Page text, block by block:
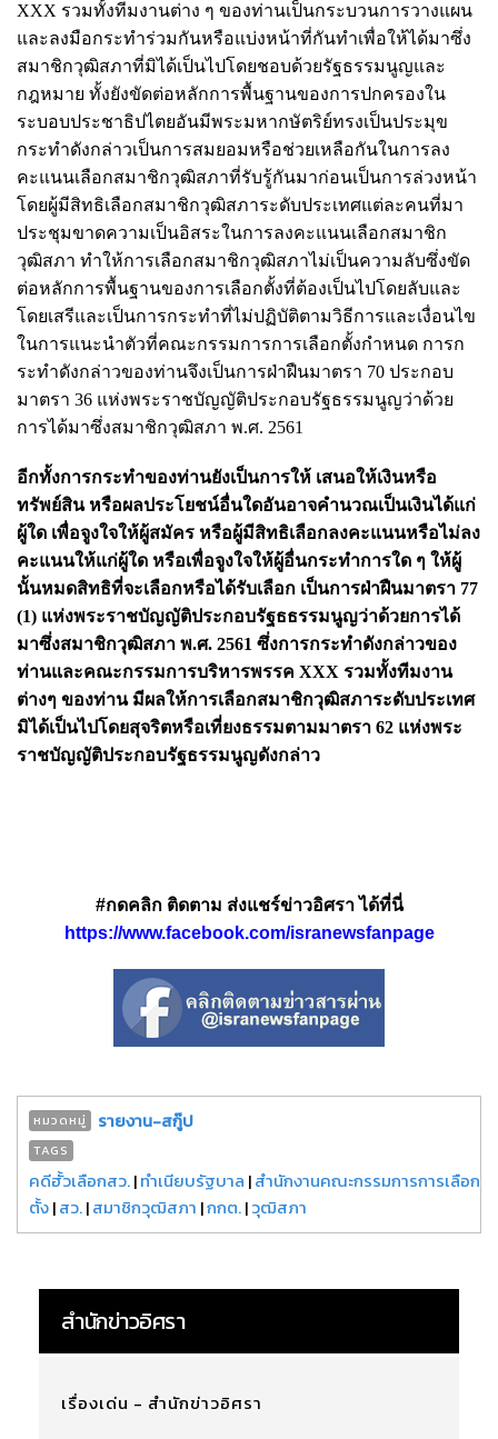
XXX รวมทั้งทีมงานต่าง ๆ ของท่านเป็นกระบวนการวางแผน
และลงมือกระทำร่วมกันหรือแบ่งหน้าที่กันทำเพื่อให้ได้มาซึ่ง
สมาชิกวุฒิสภาที่มิได้เป็นไปโดยชอบด้วยรัฐธรรมนูญและ
กฎหมาย ทั้งยังขัดต่อหลักการพื้นฐานของการปกครองใน
ระบอบประชาธิปไตยอันมีพระมหากษัตริย์ทรงเป็นประมุข
กระทำดังกล่าวเป็นการสมยอมหรือช่วยเหลือกันในการลง
คะแนนเลือกสมาชิกวุฒิสภาที่รับรู้กันมาก่อนเป็นการล่วงหน้า
โดยผู้มีสิทธิเลือกสมาชิกวุฒิสภาระดับประเทศแต่ละคนที่มา
ประชุมขาดความเป็นอิสระในการลงคะแนนเลือกสมาชิก
วุฒิสภา ทำให้การเลือกสมาชิกวุฒิสภาไม่เป็นความลับซึ่งขัด
ต่อหลักการพื้นฐานของการเลือกตั้งที่ต้องเป็นไปโดยลับและ
โดยเสรีและเป็นการกระทำที่ไม่ปฏิบัติตามวิธีการและเงื่อนไข
ในการแนะนำตัวที่คณะกรรมการการเลือกตั้งกำหนด การก
ระทำดังกล่าวของท่านจึงเป็นการฝ่าฝืนมาตรา 70 ประกอบ
มาตรา 36 แห่งพระราชบัญญัติประกอบรัฐธรรมนูญว่าด้วย
การได้มาซึ่งสมาชิกวุฒิสภา พ.ศ. 2561
อีกทั้งการกระทำของท่านยังเป็นการให้ เสนอให้เงินหรือ
ทรัพย์สิน หรือผลประโยชน์อื่นใดอันอาจคำนวณเป็นเงินได้แก่
ผู้ใด เพื่อจูงใจให้ผู้สมัคร หรือผู้มีสิทธิเลือกลงคะแนนหรือไม่ลง
คะแนนให้แก่ผู้ใด หรือเพื่อจูงใจให้ผู้อื่นกระทำการใด ๆ ให้ผู้
นั้นหมดสิทธิที่จะเลือกหรือได้รับเลือก เป็นการฝ่าฝืนมาตรา 77
(1) แห่งพระราชบัญญัติประกอบรัฐธธรรมนูญว่าด้วยการได้
มาซึ่งสมาชิกวุฒิสภา พ.ศ. 2561 ซึ่งการกระทำดังกล่าวของ
ท่านและคณะกรรมการบริหารพรรค XXX รวมทั้งทีมงาน
ต่างๆ ของท่าน มีผลให้การเลือกสมาชิกวุฒิสภาระดับประเทศ
มิได้เป็นไปโดยสุจริตหรือเที่ยงธรรมตามมาตรา 62 แห่งพระ
ราชบัญญัติประกอบรัฐธรรมนูญดังกล่าว
#กดคลิก ติดตาม ส่งแชร์ข่าวอิศรา ได้ที่นี่
https://www.facebook.com/isranewsfanpage
หมวดหมู่ รายงาน-สกู๊ป
TAGS
คดีฮั้วเลือกสว.|ทำเนียบรัฐบาล |สำนักงานคณะกรรมการการเลือก
ตั้ง|สว.|สมาชิกวุฒิสภา |กกต.|วุฒิสภา
สำนักข่าวอิศรา
เรื่องเด่น - สำนักข่าวอิศรา